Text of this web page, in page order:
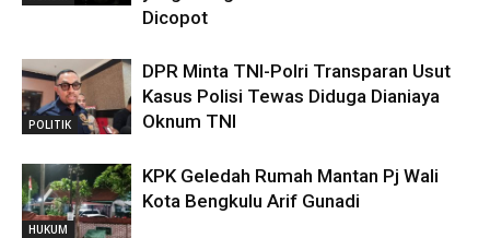
Dicopot
POLITIK
DPR Minta TNI-Polri Transparan Usut
Kasus Polisi Tewas Diduga Dianiaya
Oknum TNI
HUKUM
KPK Geledah Rumah Mantan Pj Wali
Kota Bengkulu Arif Gunadi